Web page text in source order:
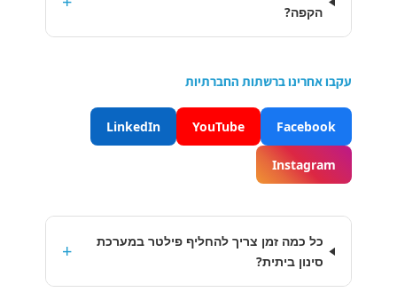
הקפה?
עקבו אחרינו ברשתות החברתיות
Facebook
YouTube
LinkedIn
Instagram
כל כמה זמן צריך להחליף פילטר במערכת
סינון ביתית?
+